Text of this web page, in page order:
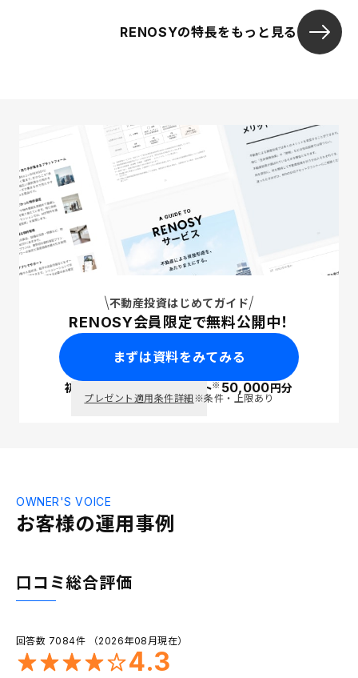
RENOSYの特長をもっと見る
不動産投資はじめてガイド
RENOSY会員限定で無料公開中！
まずは資料をみてみる
初回面談で ポイント※ 50,000円分
プレゼント適用条件詳細 ※条件・上限あり
お客様の運用事例
OWNER'S VOICE
口コミ総合評価
回答数 7084件 （2026年08月現在）
4.3